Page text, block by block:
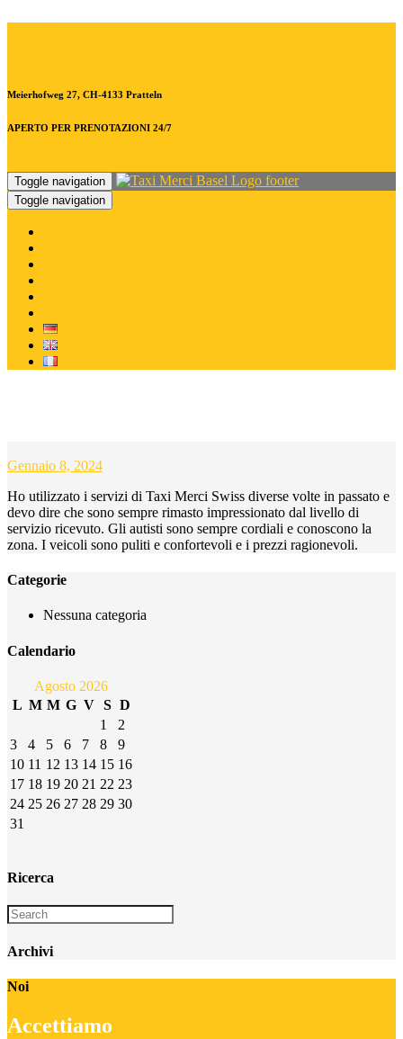
Meierhofweg 27, CH-4133 Pratteln
APERTO PER PRENOTAZIONI 24/7
Toggle navigation
Toggle navigation
Gennaio 8, 2024
Ho utilizzato i servizi di Taxi Merci Swiss diverse volte in passato e
devo dire che sono sempre rimasto impressionato dal livello di
servizio ricevuto. Gli autisti sono sempre cordiali e conoscono la
zona. I veicoli sono puliti e confortevoli e i prezzi ragionevoli.
Categorie
Nessuna categoria
Calendario
Agosto 2026
L M M G V S D
1
2
3
4 5 6 7 8
9
10 11 12 13 14 15 16
17 18 19 20 21 22 23
24 25 26 27 28 29 30
31
Ricerca
Archivi
Noi
Accettiamo